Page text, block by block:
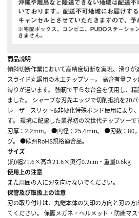
商品説明
傾斜切断作業において高精度切断を実現、滑りが
スライド丸鋸用の木工チップソー。 高含有量フ
滑りが違います。 強靭で平らな台金を使用し、
ました。 シャープな刃先エッジで切削抵抗を20パ
レーザースリット&非硬化特殊ボンド使用により
す。 環境に配慮した業界初の次世代チップソー
刃厚：2.2mm。 ●内径：25.4mm。 ●刃数：80
グ。 ●欧州RoHS規格適合品。
サイズ
(約)幅21.6×高さ21.6×奥行0.2cm・重量0.6kg
使用上の注意
また周囲の人に刃を向けないでください。
保管及び取扱上の注意
刃の取り付けは、丸鋸本体の矢印の方向と刃の方
てください。 保護メガネ・ヘルメット・防塵マ